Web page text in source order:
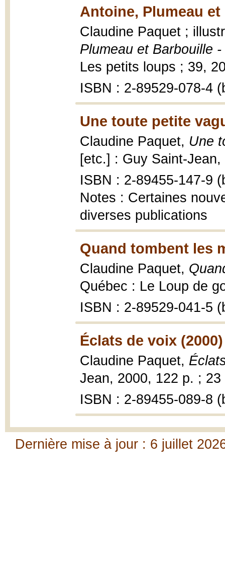
Antoine, Plumeau
Claudine Paquet ;
Plumeau et Barbouille -
Les petits loups ; 39,
ISBN : 2-89529-078-4
Une toute petite
Claudine Paquet, Une
[etc.] : Guy Saint-
ISBN : 2-89455-147-9
Notes : Certaines
diverses publications
Quand tombent les
Claudine Paquet,
Québec : Le Loup de
ISBN : 2-89529-041-5
Éclats de voix (2000)
Claudine Paquet,
Jean, 2000, 122 p. ; 23
ISBN : 2-89455-089-8
Dernière mise à jour : 6 juillet